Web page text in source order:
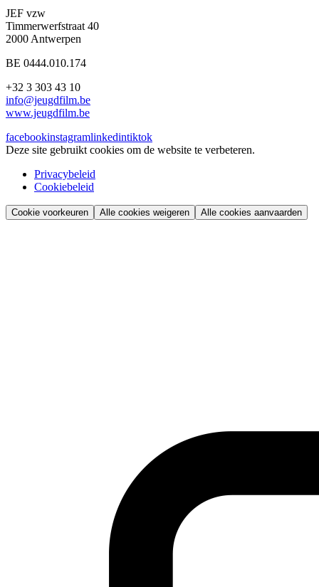
JEF vzw
Timmerwerfstraat 40
2000 Antwerpen
BE 0444.010.174
+32 3 303 43 10
info@jeugdfilm.be
www.jeugdfilm.be
facebookinstagramlinkedintiktok
Deze site gebruikt cookies om de website te verbeteren.
Privacybeleid
Cookiebeleid
Cookie voorkeuren Alle cookies weigeren Alle cookies aanvaarden